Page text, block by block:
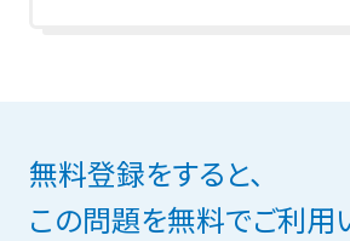
無料登録をすると、
この問題を無料でご利用